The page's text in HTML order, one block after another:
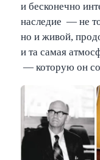
и бесконечно
наследие — не
но и живой,
и та самая
— которую он